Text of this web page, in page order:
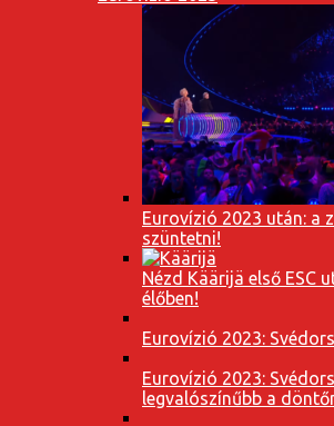
Eurovízió 2023 után: a
szüntetni!
Nézd Käärijä első ESC
élőben!
Eurovízió 2023:
Eurovízió 2023:
legvalószínűbb a